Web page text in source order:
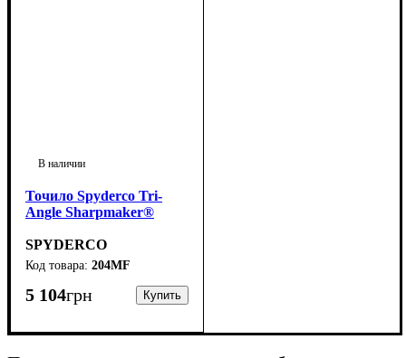
Точило Spyderco Tri-
Angle Sharpmaker®
SPYDERCO
204MF
5 104грн